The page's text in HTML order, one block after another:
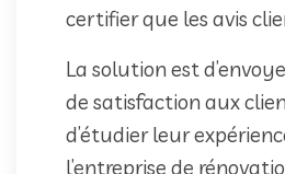
certifier que les avis
La solution est
de satisfaction aux
d’étudier leur
l’entreprise de